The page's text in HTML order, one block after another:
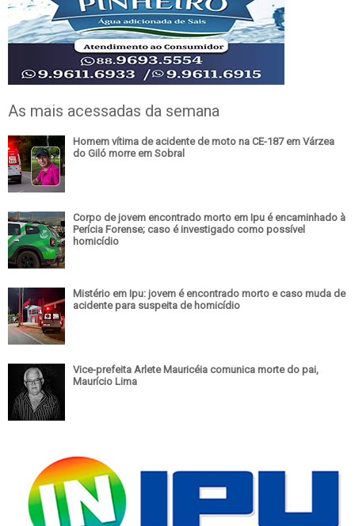
As mais acessadas da semana
Homem vítima de acidente de moto na CE-187 em Várzea
do Giló morre em Sobral
Corpo de jovem encontrado morto em Ipu é encaminhado à
Perícia Forense; caso é investigado como possível
homicídio
Mistério em Ipu: jovem é encontrado morto e caso muda de
acidente para suspeita de homicídio
Vice-prefeita Arlete Mauricéia comunica morte do pai,
Maurício Lima